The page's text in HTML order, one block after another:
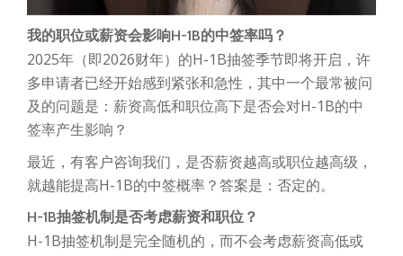
我的职位或薪资会影响H-1B的中签率吗？
2025年（即2026财年）的H-1B抽签季节即将开启，许
多申请者已经开始感到紧张和急性，其中一个最常被问
及的问题是：薪资高低和职位高下是否会对H-1B的中
签率产生影响？
最近，有客户咨询我们，是否薪资越高或职位越高级，
就越能提高H-1B的中签概率？答案是：否定的。
H-1B抽签机制是否考虑薪资和职位？
H-1B抽签机制是完全随机的，而不会考虑薪资高低或